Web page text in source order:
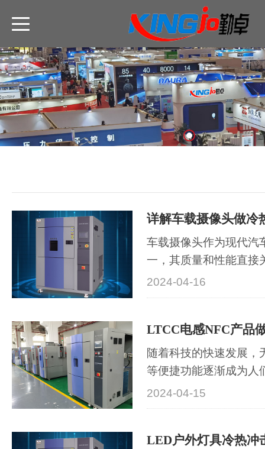
详解车载摄像头做冷
车载摄像头作为现代汽
一，其质量和性能直接
安全。为了确保车载摄
下都能稳定工作，冷热
头进行冷热冲击测试的
制造和应用领···
2024-04-16
随着科技的快速发展，
等便捷功能逐渐成为人
而NFC（Near Field
无线通信）技术正是这
Temperature Co-fired
2024-04-15